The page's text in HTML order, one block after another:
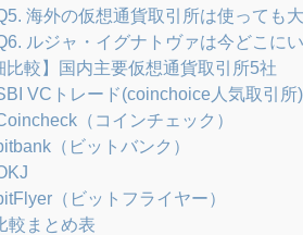
海外の仮想通貨取引所は使っても
ルジャ・イグナトヴァは今どこに
比較】国内主要仮想通貨取引所5社
VCトレード(coinchoice人気取引所)
（コインチェック）
（ビットバンク）
（ビットフライヤー）
較まとめ表